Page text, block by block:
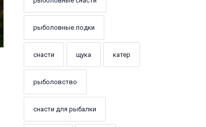
рыболовные лодки
снасти щука катер
рыболовство
снасти для рыбалки